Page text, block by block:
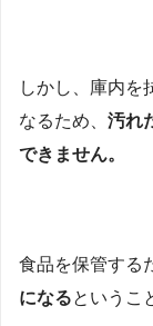
しかし、庫内を
なるため、 汚れ
できません。
食品を保管する
になるというこ